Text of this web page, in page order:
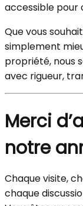
accessible pour
Que vous
simplement
propriété, nous
avec rigueur,
Merci
notre
Chaque visite,
chaque